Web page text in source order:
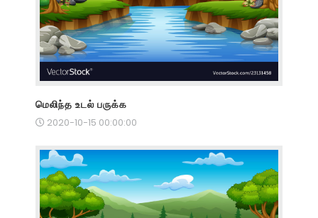
மெலிந்த உடல் பருக்க
2020-10-15 00:00:00